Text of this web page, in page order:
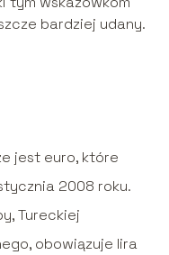
bardziej udany.
jest euro, które
2008 roku.
Tureckiej
obowiązuje lira